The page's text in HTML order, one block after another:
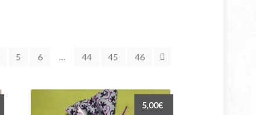
5 6 … 44 45 46
5,00€